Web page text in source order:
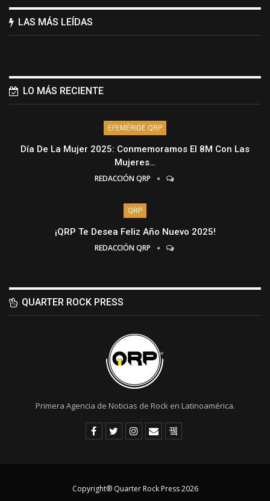
LAS MÁS LEÍDAS
LO MÁS RECIENTE
EFEMÉRIDE QRP
Día De La Mujer 2025: Conmemoramos El 8M Con Las
Mujeres…
REDACCIÓN QRP
QRP
¡QRP Te Desea Feliz Año Nuevo 2025!
REDACCIÓN QRP
QUARTER ROCK PRESS
Primera Agencia de Noticias de Rock en Latinoamérica.
Copyright® Quarter Rock Press 2026